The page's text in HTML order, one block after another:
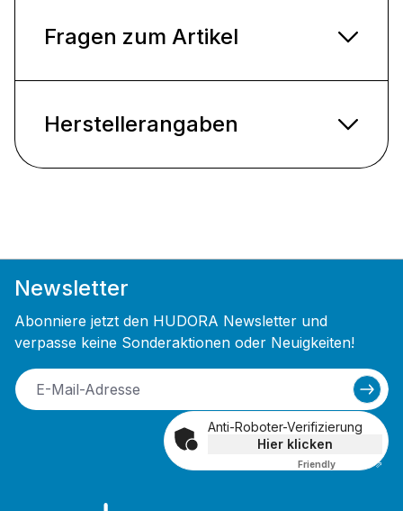
Fragen zum Artikel
Herstellerangaben
Newsletter
Abonniere jetzt den HUDORA Newsletter und
verpasse keine Sonderaktionen oder Neuigkeiten!
Anti-Roboter-Verifizierung
Hier klicken
Friendly Captcha ⇗